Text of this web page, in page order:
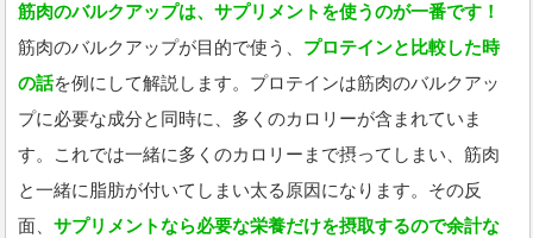
筋肉のバルクアップは、サプリメントを使うのが一番です！
筋肉のバルクアップが目的で使う、 プロテインと比較した時
の話を例にして解説します。プロテインは筋肉のバルクアッ
プに必要な成分と同時に、多くのカロリーが含まれていま
す。これでは一緒に多くのカロリーまで摂ってしまい、筋肉
と一緒に脂肪が付いてしまい太る原因になります。その反
面、サプリメントなら必要な栄養だけを摂取するので余計な